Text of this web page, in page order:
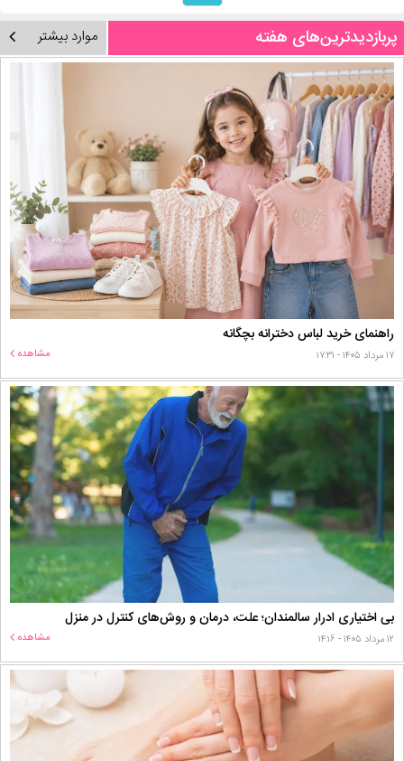
پربازدیدترین‌های هفته موارد بیشتر
راهنمای خرید لباس دخترانه بچگانه
۱۷ مرداد ۱۴۰۵ - ۱۷:۳۱ مشاهده
بی اختیاری ادرار سالمندان؛ علت، درمان و روش‌های کنترل در منزل
۱۲ مرداد ۱۴۰۵ - ۱۴:۱۶ مشاهده